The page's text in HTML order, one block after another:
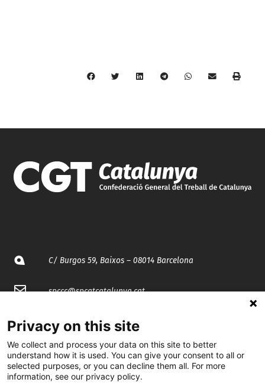
C/ Burgos 59, Baixos – 08014 Barcelona
spccc@spcgtcatalunya.cat
@CGTCatalunya
cgtcatalunya
Privacy on this site
We collect and process your data on this site to better
understand how it is used. You can give your consent to all or
selected purposes, or you can decline them all. For more
information, see our privacy policy.